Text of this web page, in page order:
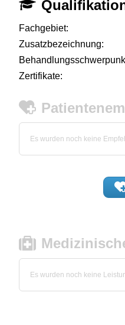
Fachgebiet:
Zusatzbezeichnung:
Zertifikate:
Es wurden noch keine
Es wurden noch keine